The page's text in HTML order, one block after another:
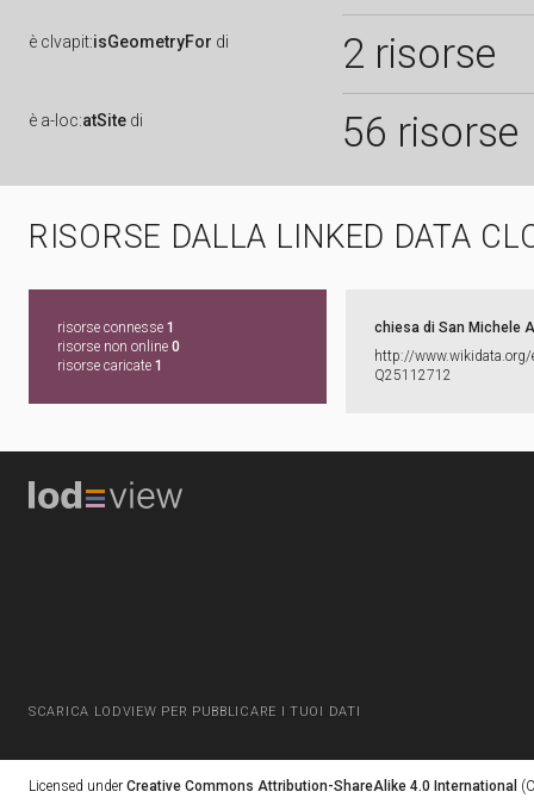
è clvapit:isGeometryFor di 2 risorse
è a-loc:atSite di 56 risorse
RISORSE DALLA LINKED DATA
risorse connesse 1
risorse non online 0
risorse caricate 1
chiesa di San Michele
http:​/​/​
Q25112712
SCARICA LODVIEW PER PUBBLICARE I TUOI DATI
Licensed under Creative Commons Attribution-ShareAlike 4.0 International